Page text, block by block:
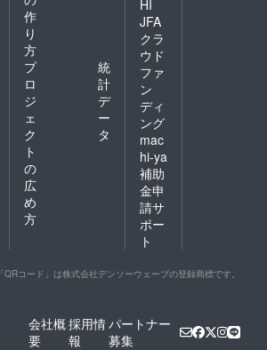
作
り
方
プ
ロ
ジ
ェ
ク
ト
の
広
め
方
統
計
デ
ー
タ
HI
JFA
クラ
ウド
ファ
ン
ディ
ング
mac
hi-ya
補助
金申
請サ
ポー
ト
「QRコード」は株式会社デンソーウェーブの登録商標です。
会社概
要
採用情
報
パートナー
募集